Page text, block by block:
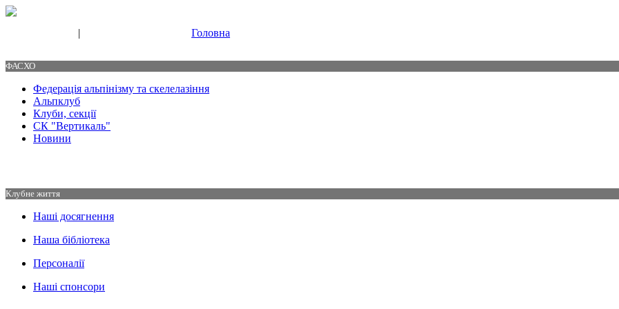
| Головна
ФАСХО
Федерація альпінізму та скелелазіння
Альпклуб
Клуби, секції
СК "Вертикаль"
Новини
Клубне життя
Наші досягнення
Наша бібліотека
Персоналії
Наші спонсори